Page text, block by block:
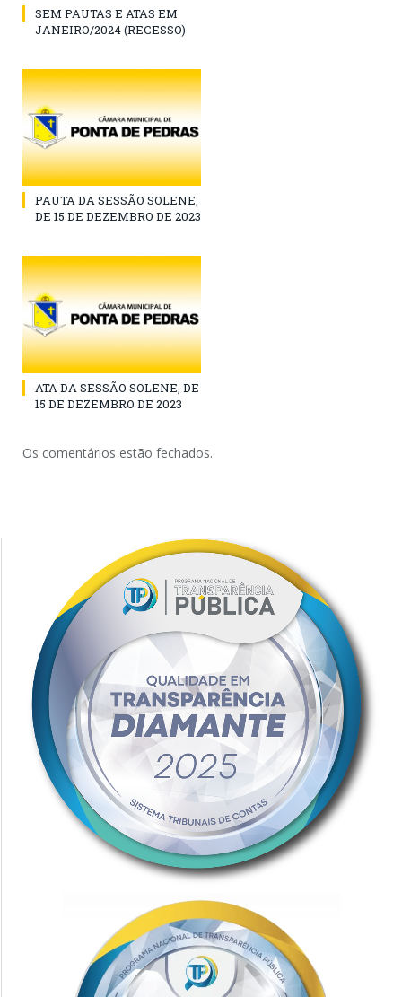
SEM PAUTAS E ATAS EM
JANEIRO/2024 (RECESSO)
PAUTA DA SESSÃO SOLENE,
DE 15 DE DEZEMBRO DE 2023
ATA DA SESSÃO SOLENE, DE
15 DE DEZEMBRO DE 2023
Os comentários estão fechados.